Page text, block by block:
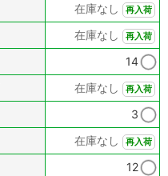
在庫なし 再入荷
在庫なし 再入荷
14
在庫なし 再入荷
3
在庫なし 再入荷
12